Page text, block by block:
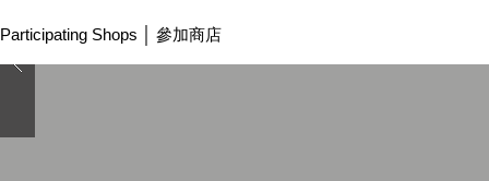
Participating Shops │ 參加商店